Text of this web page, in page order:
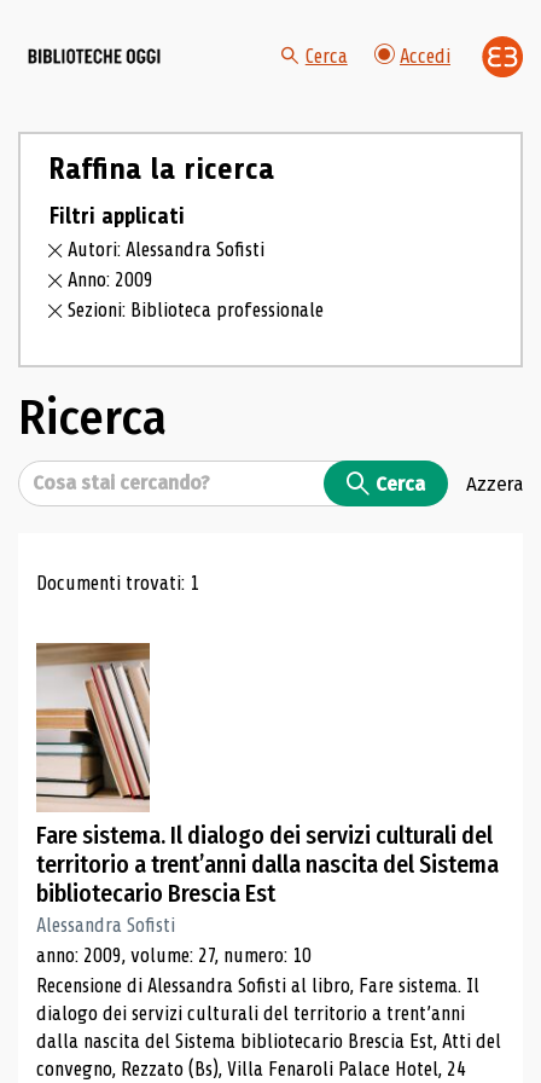
Cerca Accedi
Raffina la ricerca
Filtri applicati
Autori: Alessandra Sofisti
Anno: 2009
Sezioni: Biblioteca professionale
Ricerca
Cerca Cerca Azzera
Risultati di ricerca
Documenti trovati: 1
Fare sistema. Il dialogo dei servizi culturali del
territorio a trent’anni dalla nascita del Sistema
bibliotecario Brescia Est
Alessandra Sofisti
anno: 2009, volume: 27, numero: 10
Recensione di Alessandra Sofisti al libro, Fare sistema. Il
dialogo dei servizi culturali del territorio a trent’anni
dalla nascita del Sistema bibliotecario Brescia Est, Atti del
convegno, Rezzato (Bs), Villa Fenaroli Palace Hotel, 24